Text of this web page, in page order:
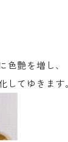
色艶を増し、
してゆきま